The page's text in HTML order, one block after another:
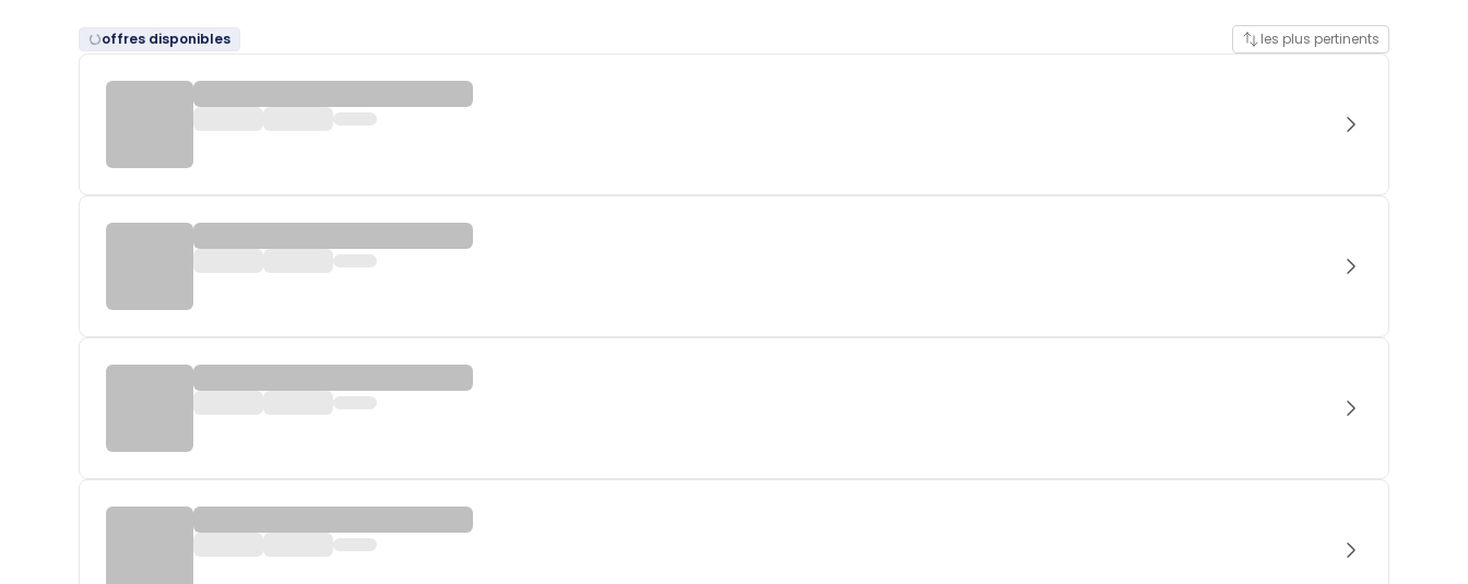
offres disponibles les plus pertinents